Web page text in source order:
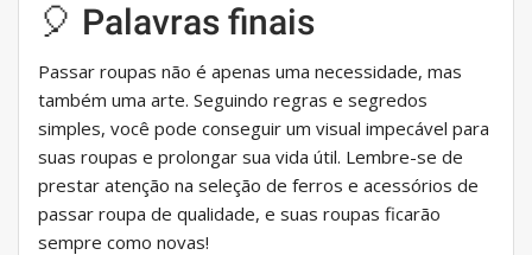
🎈 Palavras finais
Passar roupas não é apenas uma necessidade, mas
também uma arte. Seguindo regras e segredos
simples, você pode conseguir um visual impecável para
suas roupas e prolongar sua vida útil. Lembre-se de
prestar atenção na seleção de ferros e acessórios de
passar roupa de qualidade, e suas roupas ficarão
sempre como novas!